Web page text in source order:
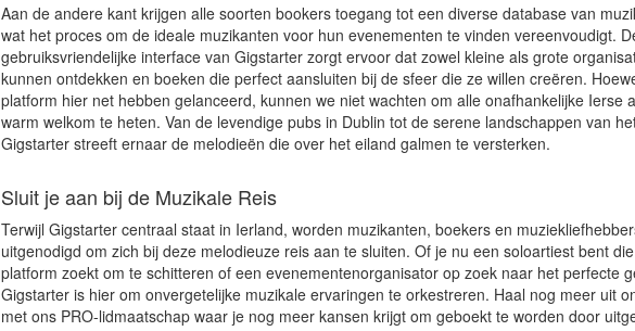
Aan de andere kant krijgen alle soorten bookers toegang tot een diverse database van
wat het proces om de ideale muzikanten voor hun evenementen te vinden vereenvoudigt.
gebruiksvriendelijke interface van Gigstarter zorgt ervoor dat zowel kleine als grote
kunnen ontdekken en boeken die perfect aansluiten bij de sfeer die ze willen creëren.
platform hier net hebben gelanceerd, kunnen we niet wachten om alle onafhankelijke Ierse
warm welkom te heten. Van de levendige pubs in Dublin tot de serene landschappen van
Gigstarter streeft ernaar de melodieën die over het eiland galmen te versterken.
Sluit je aan bij de Muzikale Reis
Terwijl Gigstarter centraal staat in Ierland, worden muzikanten, boekers en
uitgenodigd om zich bij deze melodieuze reis aan te sluiten. Of je nu een soloartiest bent
platform zoekt om te schitteren of een evenementenorganisator op zoek naar het perfecte
Gigstarter is hier om onvergetelijke muzikale ervaringen te orkestreren. Haal nog meer uit
met ons PRO-lidmaatschap waar je nog meer kansen krijgt om geboekt te worden door